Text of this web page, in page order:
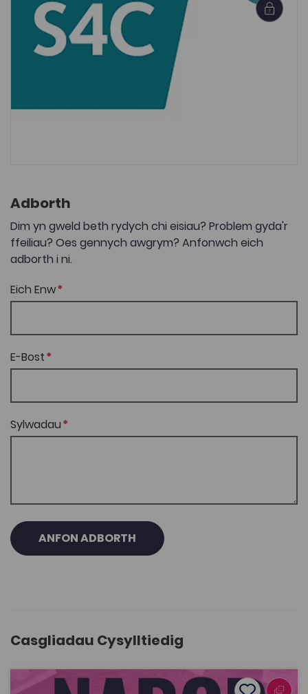
Adborth
Dim yn gweld beth rydych chi eisiau? Problem gyda'r
ffeiliau? Oes gennych awgrym? Anfonwch eich
adborth i ni.
Eich Enw
E-Bost
Sylwadau
ANFON ADBORTH
Casgliadau Cysylltiedig
Nabod Stori